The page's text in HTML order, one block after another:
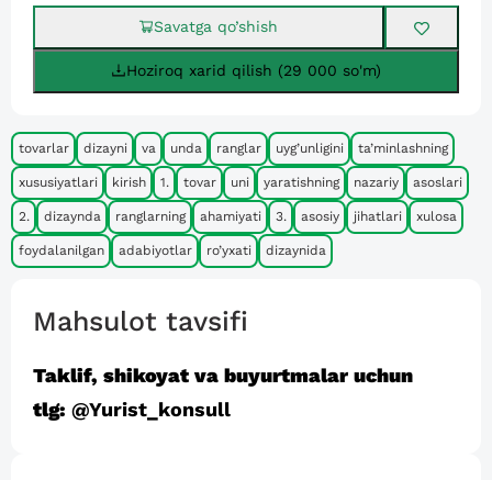
Savatga qo’shish
Hoziroq xarid qilish (29 000 so'm)
tovarlar dizayni va unda ranglar uyg’unligini ta’minlashning
xususiyatlari kirish 1. tovar uni yaratishning nazariy asoslari
2. dizaynda ranglarning ahamiyati 3. asosiy jihatlari xulosa
foydalanilgan adabiyotlar ro’yxati dizaynida
Mahsulot tavsifi
Taklif, shikoyat va buyurtmalar uchun
tlg: @Yurist_konsull